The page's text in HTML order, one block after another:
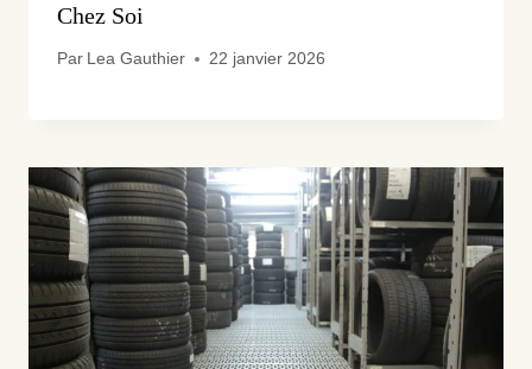
Chez Soi
Par Lea Gauthier 22 janvier 2026